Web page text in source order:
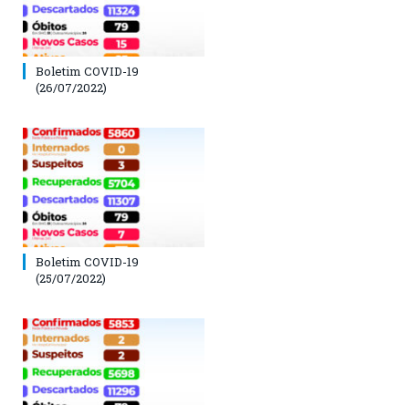
Boletim COVID-19
(26/07/2022)
Boletim COVID-19
(25/07/2022)